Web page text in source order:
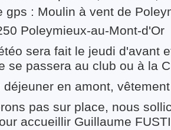
: Moulin à vent de
Poleymieux-au-Mont-d'Or
sera fait le jeudi d'avant
se passera au club ou à la
déjeuner en amont,
pas sur place, nous
accueillir Guillaume